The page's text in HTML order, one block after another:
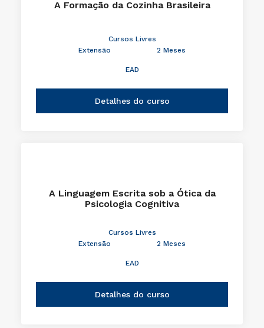
A Formação da Cozinha Brasileira
Cursos Livres
Extensão
2 Meses
EAD
Detalhes do curso
A Linguagem Escrita sob a Ótica da
Psicologia Cognitiva
Cursos Livres
Extensão
2 Meses
EAD
Detalhes do curso